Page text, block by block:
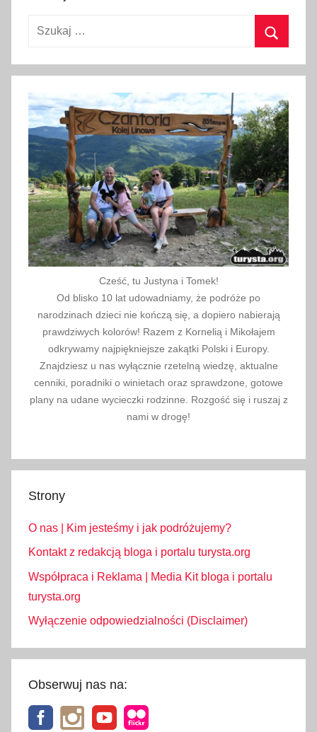
a
2
0
1
Szukaj:
Cześć, tu Justyna i Tomek!
Od blisko 10 lat udowadniamy, że podróże po
narodzinach dzieci nie kończą się, a dopiero nabierają
prawdziwych kolorów! Razem z Kornelią i Mikołajem
odkrywamy najpiękniejsze zakątki Polski i Europy.
Znajdziesz u nas wyłącznie rzetelną wiedzę, aktualne
cenniki, poradniki o winietach oraz sprawdzone, gotowe
plany na udane wycieczki rodzinne. Rozgość się i ruszaj z
nami w drogę!
Strony
O nas | Kim jesteśmy i jak podróżujemy?
Kontakt z redakcją bloga i portalu turysta.org
Współpraca i Reklama | Media Kit bloga i portalu
turysta.org
Wyłączenie odpowiedzialności (Disclaimer)
Obserwuj nas na: